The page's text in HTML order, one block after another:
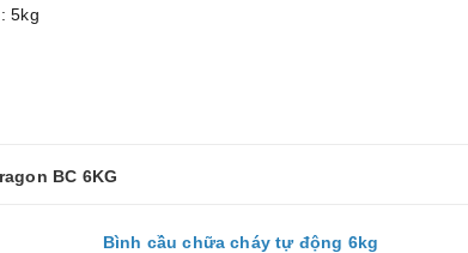
5kg
BC 6KG
Bình cầu chữa cháy tự động 6kg